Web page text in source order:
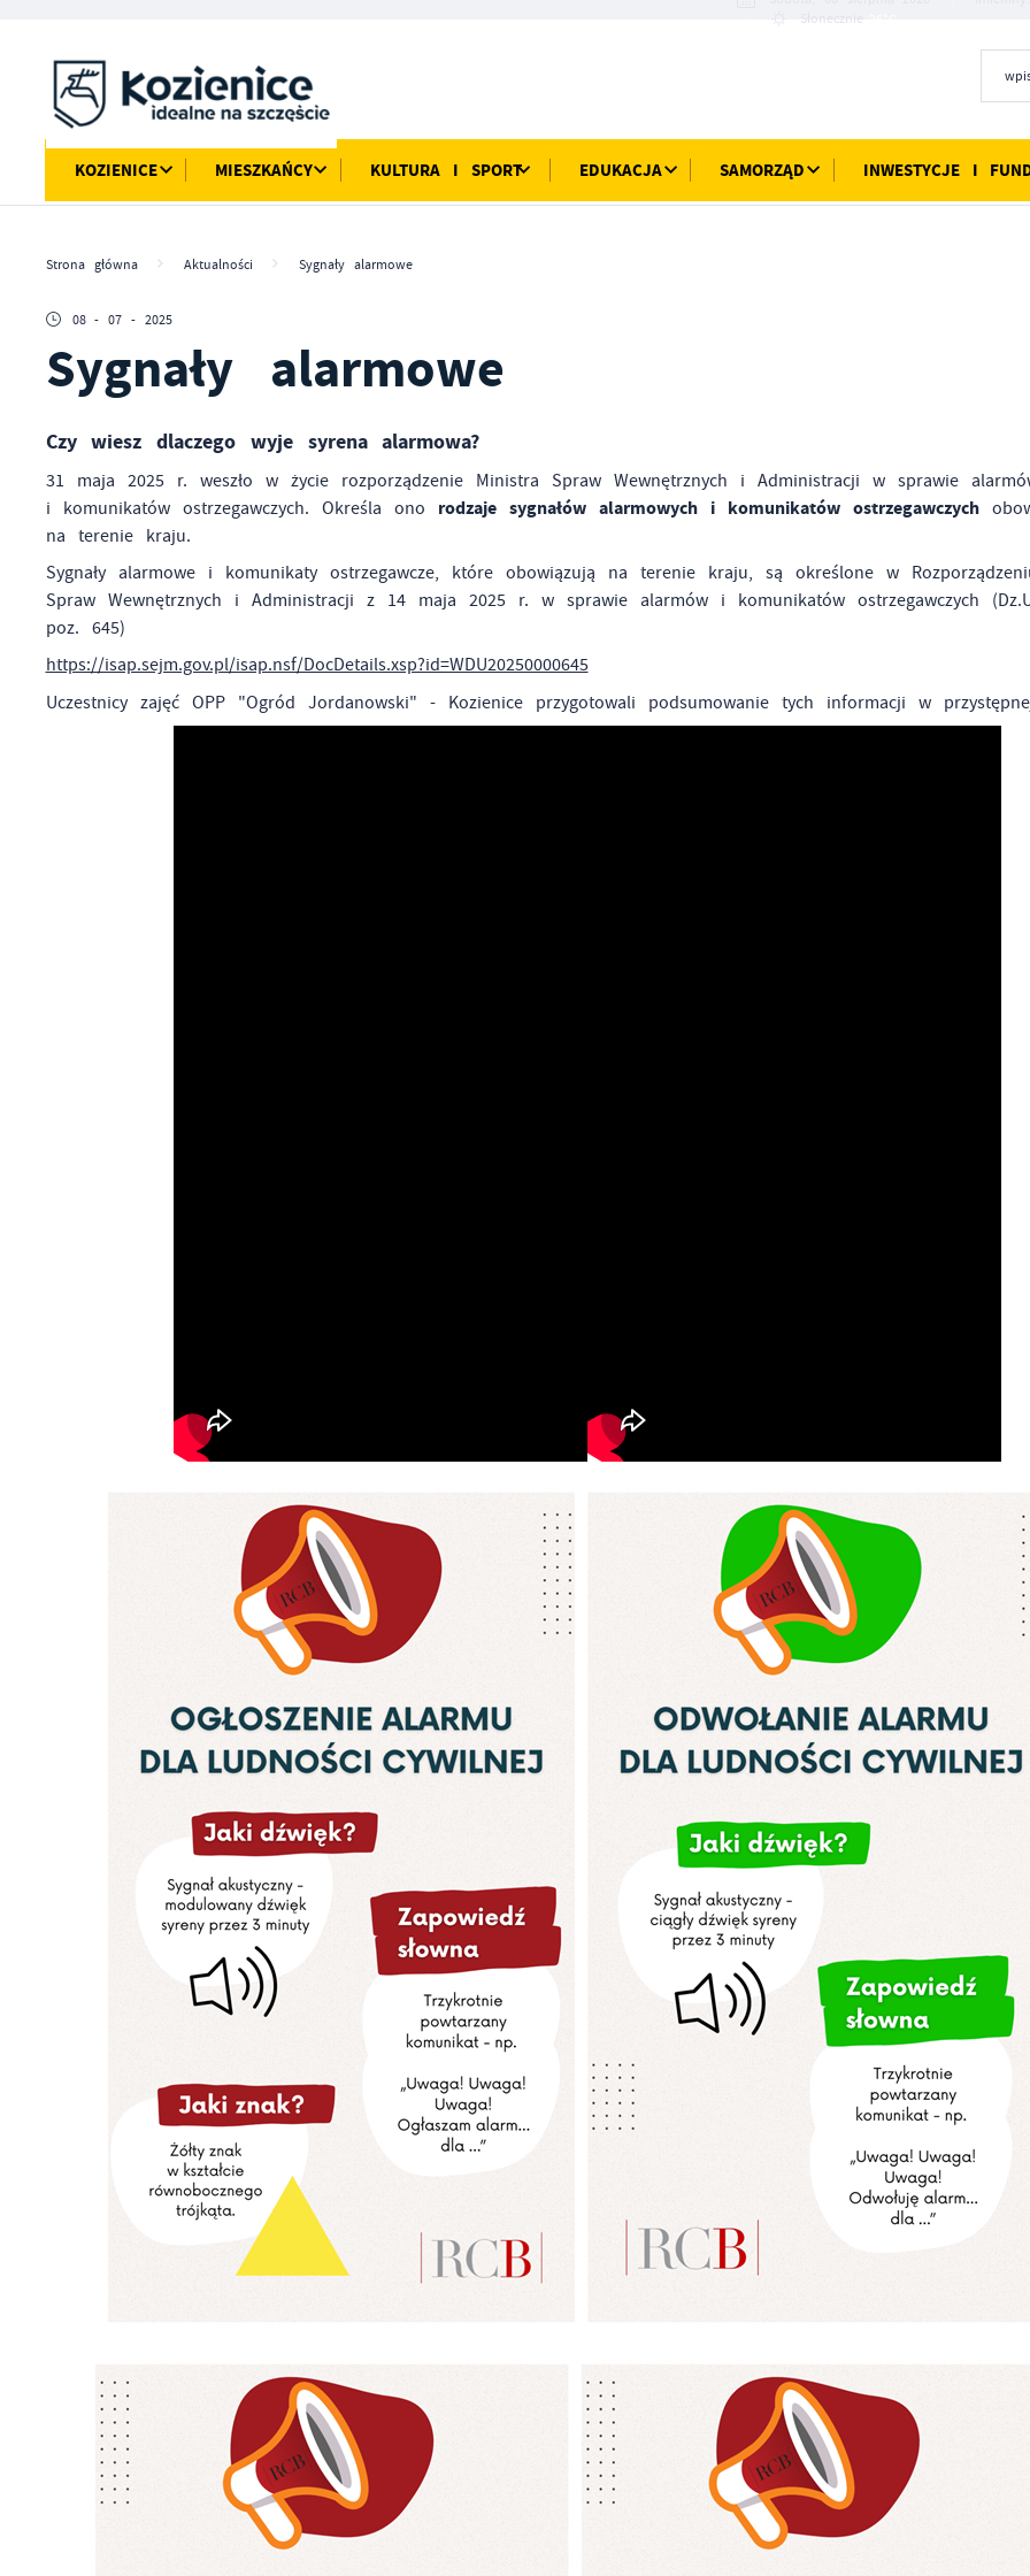
Słonecznie
KOZIENICE MIESZKAŃCY KULTURA I SPORT EDUKACJA SAMORZĄD INWESTYCJE I
Strona główna Aktualności Sygnały alarmowe
08 - 07 - 2025
Sygnały alarmowe
Czy wiesz dlaczego wyje syrena alarmowa?
31 maja 2025 r. weszło w życie rozporządzenie Ministra Spraw Wewnętrznych i Administracji w sprawie
i komunikatów ostrzegawczych. Określa ono rodzaje sygnałów alarmowych i komunikatów ostrzegawczych
na terenie kraju.
Sygnały alarmowe i komunikaty ostrzegawcze, które obowiązują na terenie kraju, są określone w
Spraw Wewnętrznych i Administracji z 14 maja 2025 r. w sprawie alarmów i komunikatów ostrzegawczych
poz. 645)
https://isap.sejm.gov.pl/isap.nsf/DocDetails.xsp?id=WDU20250000645
Uczestnicy zajęć OPP "Ogród Jordanowski" - Kozienice przygotowali podsumowanie tych informacji w
Szanujemy Twoją prywatność. Możesz zmienić ustawienia cookies lub
je wszystkie. W dowolnym momencie możesz dokonać zmiany swoich ustawień.
Niezbędne pliki cookies służą do prawidłowego funkcjonowania strony
i umożliwiają Ci komfortowe korzystanie z oferowanych przez nas usług.